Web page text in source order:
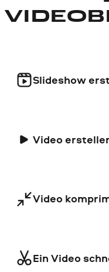
Slideshow
Video
Video
Ein Video